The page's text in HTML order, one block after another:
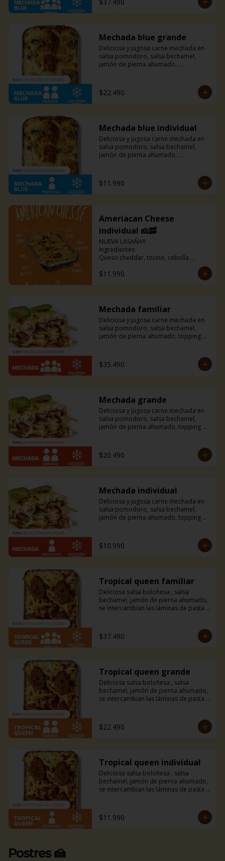
combinación puede ofrecerte.
Mechada blue grande
Deliciosa y jugosa carne mechada en
salsa pomodoro, salsa bechamel,
jamón de pierna ahumado,
sabor sutil y único que solo esta
combinación puede ofrecerte.
$22.490
Mechada blue individual
Deliciosa y jugosa carne mechada en
salsa pomodoro, salsa bechamel,
jamón de pierna ahumado,
sabor sutil y único que solo esta
combinación puede ofrecerte.
$11.990
Ameriacan Cheese
individual 🧀🥓
NUEVA LASAÑA!!
Ingredientes
Queso cheddar, tocino, cebolla
caramelizada, queso mozarella, salsa
blanca, salsa boloñesa 🤤
$11.990
Mechada familiar
Deliciosa y jugosa carne mechada en
salsa pomodoro, salsa bechamel,
jamón de pierna ahumado, topping de
$35.490
Mechada grande
Deliciosa y jugosa carne mechada en
salsa pomodoro, salsa bechamel,
jamón de pierna ahumado, topping de
$20.490
Mechada individual
Deliciosa y jugosa carne mechada en
salsa pomodoro, salsa bechamel,
jamón de pierna ahumado, topping de
$10.990
Tropical queen familiar
Deliciosa salsa boloñesa , salsa
bechamel, jamón de pierna ahumado,
se intercambian las láminas de pasta
Amarás esta combinación entre dulce
y salado con un toque tropical.
$37.490
Tropical queen grande
Deliciosa salsa boloñesa , salsa
bechamel, jamón de pierna ahumado,
se intercambian las láminas de pasta
Amarás esta combinación entre dulce
y salado con un toque tropical.
$22.490
Tropical queen individual
Deliciosa salsa boloñesa , salsa
bechamel, jamón de pierna ahumado,
se intercambian las láminas de pasta
Amarás esta combinación entre dulce
y salado con un toque tropical.
$11.990
Postres 🍰